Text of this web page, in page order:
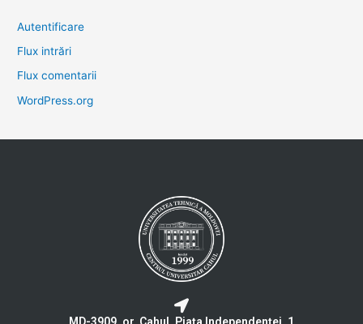
Autentificare
Flux intrări
Flux comentarii
WordPress.org